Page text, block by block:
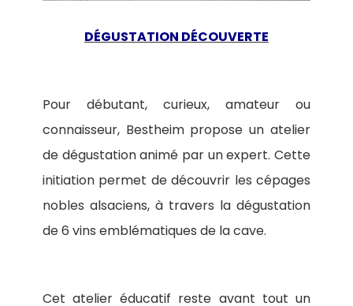
DÉGUSTATION DÉCOUVERTE
Pour débutant, curieux, amateur ou
connaisseur, Bestheim propose un atelier
de dégustation animé par un expert. Cette
initiation permet de découvrir les cépages
nobles alsaciens, à travers la dégustation
de 6 vins emblématiques de la cave.
Cet atelier éducatif reste avant tout un